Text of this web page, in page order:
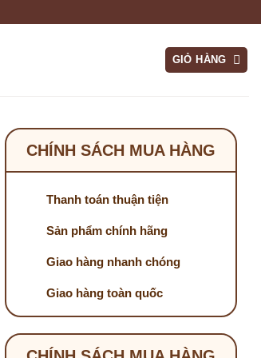
GIỎ HÀNG
lượng
CHÍNH SÁCH MUA HÀNG
Thanh toán thuận tiện
Sản phẩm chính hãng
Giao hàng nhanh chóng
Giao hàng toàn quốc